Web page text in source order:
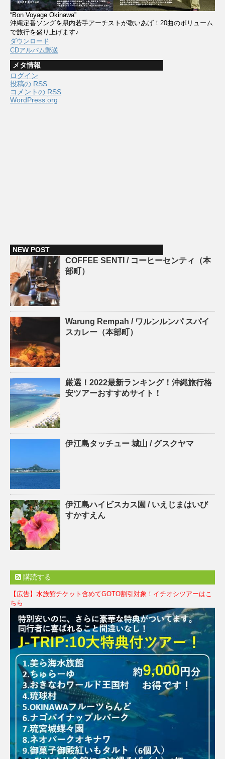
“Bon Voyage Okinawa”
沖縄定番ソングを県内若手アーチストが歌いあげ！20曲のボリューム
で旅行を盛り上げます♪
ダウンロード
CDアルバム郵送
メタ情報
ログイン
投稿の RSS
コメントの RSS
WordPress.org
NEW POST
COFFEE SENTI / コーヒーセンティ（本
部町）
Warung Rempah / ワルンルンパ スパイ
スカレー（本部町）
厳選！2022最新ランキング！沖縄旅行格
安ツアーおすすめサイト！
伊江島タッチュー 城山 / グスクヤマ
伊江島ハイビスカス園 / いえじまはいび
すかすえん
購読する
【広告】水族館チケット含めてGOTO割引対象！イチオシツアーはこ
ちら